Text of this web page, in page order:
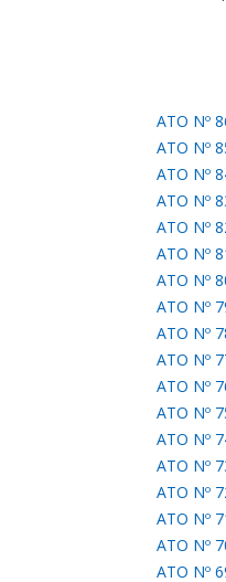
ATO Nº
ATO Nº
ATO Nº
ATO Nº
ATO Nº
ATO Nº
ATO Nº
ATO Nº
ATO Nº
ATO Nº
ATO Nº
ATO Nº
ATO Nº
ATO Nº
ATO Nº
ATO Nº
ATO Nº
ATO Nº